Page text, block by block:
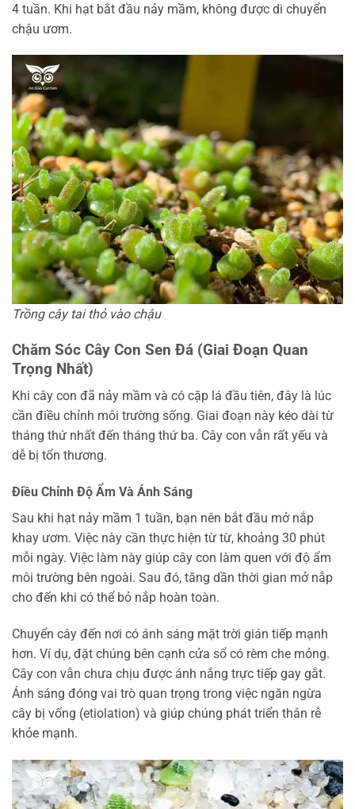
4 tuần. Khi hạt bắt đầu nảy mầm, không được di chuyển
chậu ươm.
Trồng cây tai thỏ vào chậu
Chăm Sóc Cây Con Sen Đá (Giai Đoạn Quan
Trọng Nhất)
Khi cây con đã nảy mầm và có cặp lá đầu tiên, đây là lúc
cần điều chỉnh môi trường sống. Giai đoạn này kéo dài từ
tháng thứ nhất đến tháng thứ ba. Cây con vẫn rất yếu và
dễ bị tổn thương.
Điều Chỉnh Độ Ẩm Và Ánh Sáng
Sau khi hạt nảy mầm 1 tuần, bạn nên bắt đầu mở nắp
khay ươm. Việc này cần thực hiện từ từ, khoảng 30 phút
mỗi ngày. Việc làm này giúp cây con làm quen với độ ẩm
môi trường bên ngoài. Sau đó, tăng dần thời gian mở nắp
cho đến khi có thể bỏ nắp hoàn toàn.
Chuyển cây đến nơi có ánh sáng mặt trời gián tiếp mạnh
hơn. Ví dụ, đặt chúng bên cạnh cửa sổ có rèm che mỏng.
Cây con vẫn chưa chịu được ánh nắng trực tiếp gay gắt.
Ánh sáng đóng vai trò quan trọng trong việc ngăn ngừa
cây bị vống (etiolation) và giúp chúng phát triển thân rễ
khỏe mạnh.